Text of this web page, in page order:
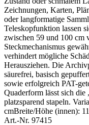
Zeichnungen, Karten,
oder langformatige
Teleskopfunktion lassen
zwischen 59 und 100 cm
Steckmechanismus
verhindert mögliche
Herausziehen. Die
säurefrei, basisch
sowie erfolgreich PAT-
Quaderform lässt sich die
platzsparend stapeln.
cmBreite/Höhe (innen):
Art.-Nr. 97415